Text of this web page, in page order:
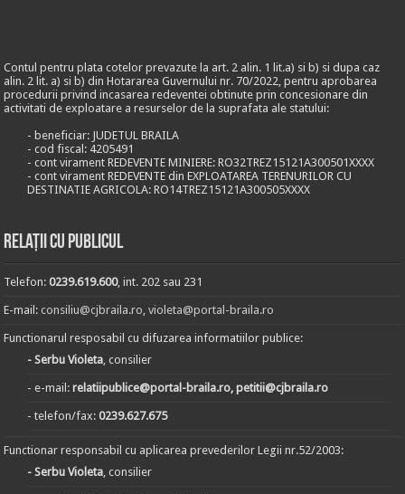
Contul pentru plata cotelor prevazute la art. 2 alin. 1 lit.a) si b) si dupa caz
alin. 2 lit. a) si b) din Hotararea Guvernului nr. 70/2022, pentru aprobarea
procedurii privind incasarea redeventei obtinute prin concesionare din
activitati de exploatare a resurselor de la suprafata ale statului:
- beneficiar: JUDETUL BRAILA
- cod fiscal: 4205491
- cont virament REDEVENTE MINIERE: RO32TREZ15121A300501XXXX
- cont virament REDEVENTE din EXPLOATAREA TERENURILOR CU
DESTINATIE AGRICOLA: RO14TREZ15121A300505XXXX
Relații cu publicul
Telefon:0239.619.600, int. 202 sau 231
E-mail:consiliu@cjbraila.ro,violeta@portal-braila.ro
Functionarul resposabil cu difuzarea informatiilor publice:
- Serbu Violeta, consilier
- e-mail:relatiipublice@portal-braila.ro, petitii@cjbraila.ro
- telefon/fax:0239.627.675
Functionar responsabil cu aplicarea prevederilor Legii nr.52/2003:
- Serbu Violeta, consilier